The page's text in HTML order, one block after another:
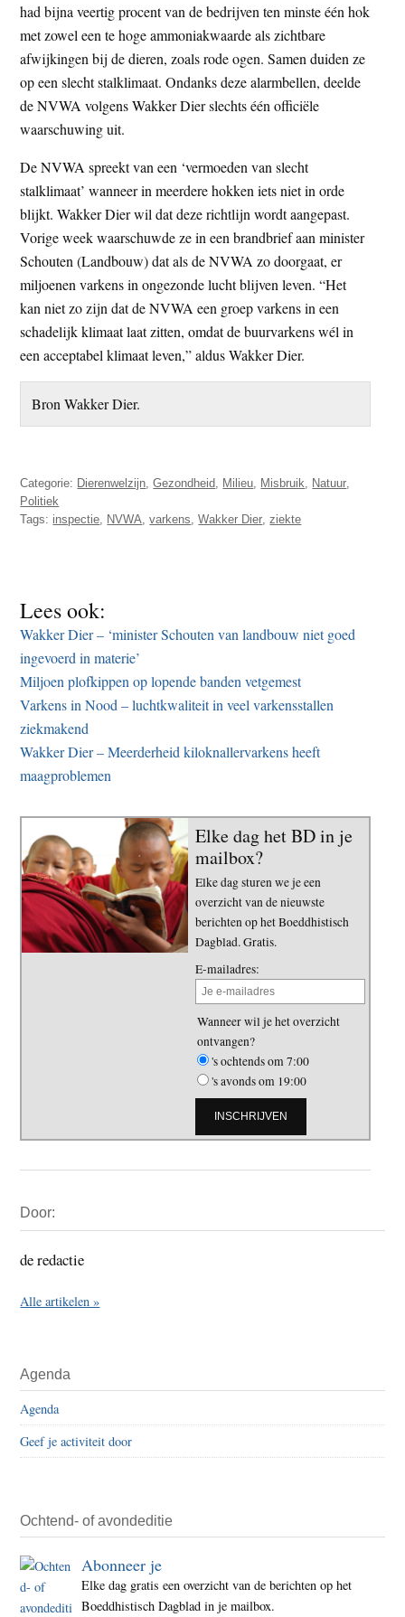
had bijna veertig procent van de bedrijven ten minste één hok
met zowel een te hoge ammoniakwaarde als zichtbare
afwijkingen bij de dieren, zoals rode ogen. Samen duiden ze
op een slecht stalklimaat. Ondanks deze alarmbellen, deelde
de NVWA volgens Wakker Dier slechts één officiële
waarschuwing uit.
De NVWA spreekt van een ‘vermoeden van slecht
stalklimaat’ wanneer in meerdere hokken iets niet in orde
blijkt. Wakker Dier wil dat deze richtlijn wordt aangepast.
Vorige week waarschuwde ze in een brandbrief aan minister
Schouten (Landbouw) dat als de NVWA zo doorgaat, er
miljoenen varkens in ongezonde lucht blijven leven. “Het
kan niet zo zijn dat de NVWA een groep varkens in een
schadelijk klimaat laat zitten, omdat de buurvarkens wél in
een acceptabel klimaat leven,” aldus Wakker Dier.
Bron Wakker Dier.
Categorie: Dierenwelzijn,Gezondheid, Milieu, Misbruik, Natuur,
Politiek
Tags: inspectie, NVWA,varkens,Wakker Dier,ziekte
Lees ook:
Wakker Dier – ‘minister Schouten van landbouw niet goed
ingevoerd in materie’
Miljoen plofkippen op lopende banden vetgemest
Varkens in Nood – luchtkwaliteit in veel varkensstallen
ziekmakend
Wakker Dier – Meerderheid kiloknallervarkens heeft
maagproblemen
Elke dag het BD in je
mailbox?
Elke dag sturen we je een
overzicht van de nieuwste
berichten op het Boeddhistisch
Dagblad. Gratis.
E-mailadres:
Wanneer wil je het overzicht
ontvangen?
's ochtends om 7:00
's avonds om 19:00
Sidebar
Door:
de redactie
Alle artikelen »
Agenda
Agenda
Geef je activiteit door
Ochtend- of avondeditie
Abonneer je
Elke dag gratis een overzicht van de berichten op het
Boeddhistisch Dagblad in je mailbox.